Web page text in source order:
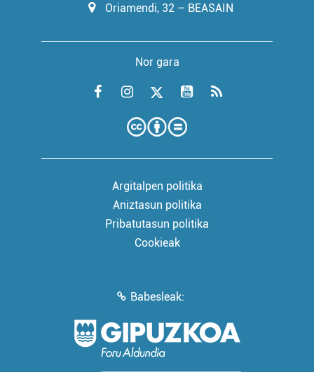
Oriamendi, 32 – BEASAIN
Nor gara
Argitalpen politika
Aniztasun politika
Pribatutasun politika
Cookieak
Babesleak: